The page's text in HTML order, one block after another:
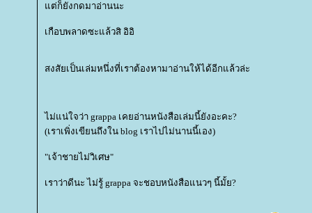
ต่ก็ยังกดมาอ่านนะ
เกือบพลาดซะแล้วสิ อิอิ
สงสัยเป็นเล่มหนึ่งที่เราต้องหามาอ่านให้ได้อีกแล้วล่ะ
ไม่แน่ใจว่า grappa เคยอ่านหนังสือเล่มนี้ยังอะคะ?
(เราเพิ่งเขียนถึงใน blog เราไปไม่นานนี้เอง)
"เจ้าชายไม่วิเศษ"
เราว่าดีนะ ไม่รู้ grappa จะชอบหนังสือแนวๆ นี้มั้ย?